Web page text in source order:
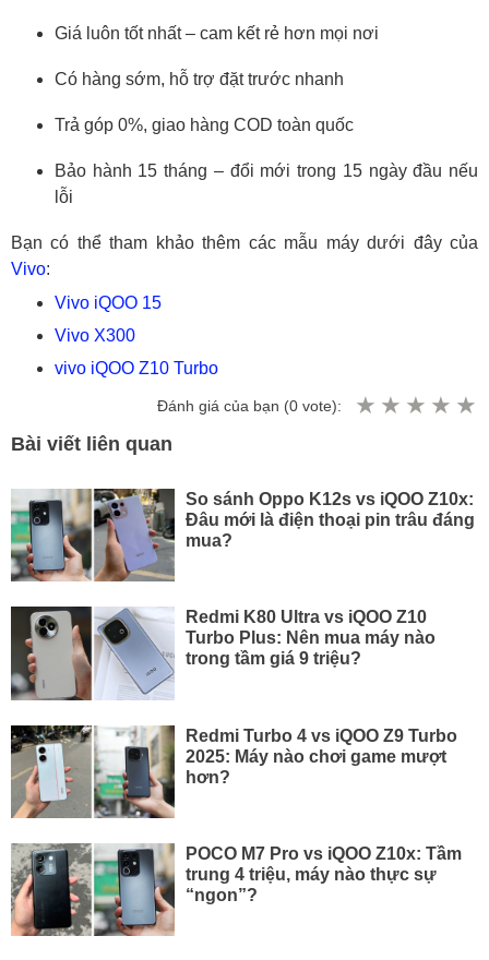
Giá luôn tốt nhất – cam kết rẻ hơn mọi nơi
Có hàng sớm, hỗ trợ đặt trước nhanh
Trả góp 0%, giao hàng COD toàn quốc
Bảo hành 15 tháng – đổi mới trong 15 ngày đầu nếu
lỗi
Bạn có thể tham khảo thêm các mẫu máy dưới đây của
Vivo:
Vivo iQOO 15
Vivo X300
vivo iQOO Z10 Turbo
Đánh giá của bạn (0 vote):
Bài viết liên quan
So sánh Oppo K12s vs iQOO Z10x:
Đâu mới là điện thoại pin trâu đáng
mua?
Redmi K80 Ultra vs iQOO Z10
Turbo Plus: Nên mua máy nào
trong tầm giá 9 triệu?
Redmi Turbo 4 vs iQOO Z9 Turbo
2025: Máy nào chơi game mượt
hơn?
POCO M7 Pro vs iQOO Z10x: Tầm
trung 4 triệu, máy nào thực sự
“ngon”?